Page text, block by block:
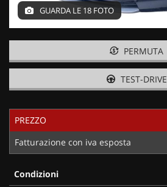
GUARDA LE 18 FOTO
PERMUTA
TEST-DRIVE
PREZZO
Fatturazione con iva esposta
Condizioni